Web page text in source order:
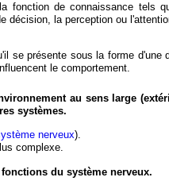
fonction de connaissance tels
décision, la perception ou
se présente sous la forme d'une
le comportement.
au sens large
systèmes.
nerveux).
complexe.
du système nerveux.